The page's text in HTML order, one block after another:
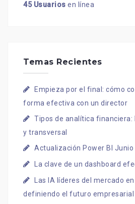
45 Usuarios en línea
Temas Recientes
Empieza por el final: cómo
forma efectiva con un director
Tipos de analítica financiera:
y transversal
Actualización Power BI Junio
La clave de un dashboard
Las IA líderes del mercado
definiendo el futuro empresarial